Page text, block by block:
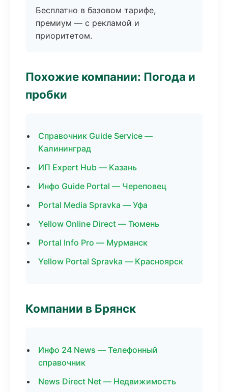
Бесплатно в базовом тарифе,
премиум — с рекламой и
приоритетом.
Похожие компании: Погода и
пробки
Справочник Guide Service —
Калининград
ИП Expert Hub — Казань
Инфо Guide Portal — Череповец
Portal Media Spravka — Уфа
Yellow Online Direct — Тюмень
Portal Info Pro — Мурманск
Yellow Portal Spravka — Красноярск
Компании в Брянск
Инфо 24 News — Телефонный
справочник
News Direct Net — Недвижимость